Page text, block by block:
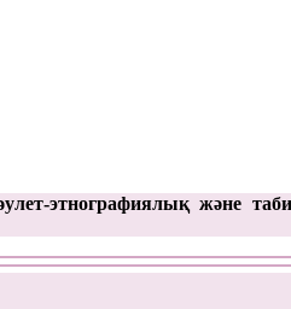
этнографиялық және